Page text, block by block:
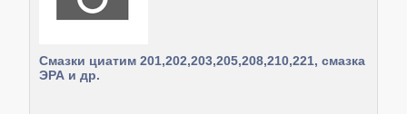
Смазки циатим 201,202,203,205,208,210,221, смазка
ЭРА и др.